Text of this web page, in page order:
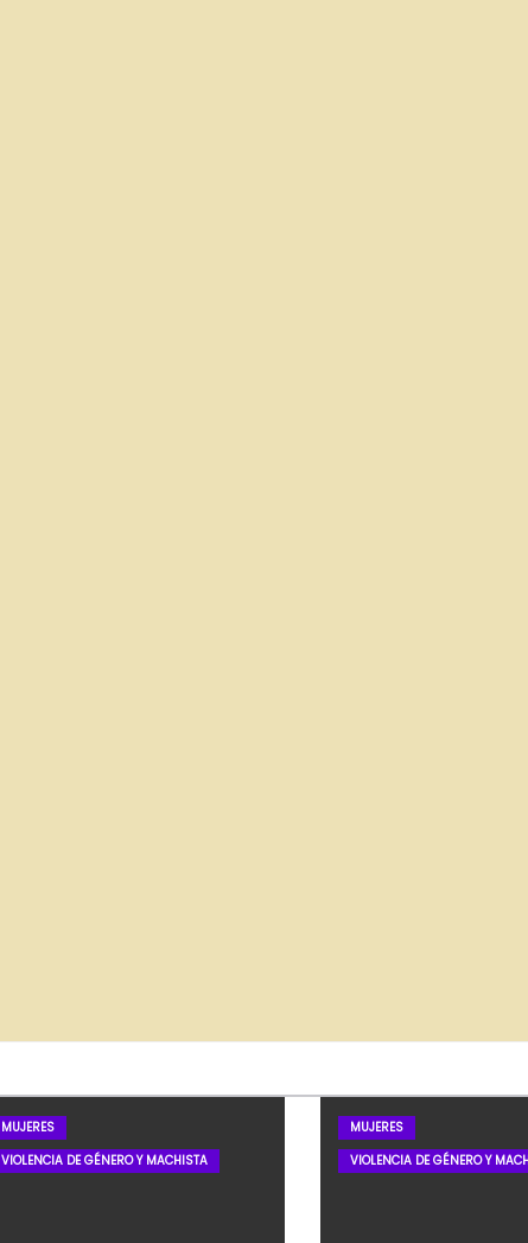
MUJERES
VIOLENCIA DE GÉNERO Y MACHISTA
MUJERES
VIOLENCIA DE GÉNERO Y